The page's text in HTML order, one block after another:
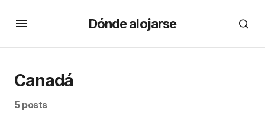
Dónde alojarse
Canadá
5 posts